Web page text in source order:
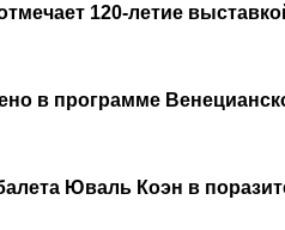
120-летие
в программе
Юваль Коэн в